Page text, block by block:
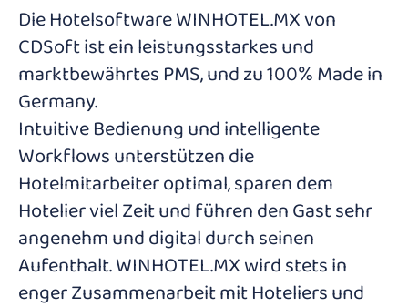
Die Hotelsoftware WINHOTEL.MX von
CDSoft ist ein leistungsstarkes und
marktbewährtes PMS, und zu 100% Made in
Germany.
Intuitive Bedienung und intelligente
Workflows unterstützen die
Hotelmitarbeiter optimal, sparen dem
Hotelier viel Zeit und führen den Gast sehr
angenehm und digital durch seinen
Aufenthalt. WINHOTEL.MX wird stets in
enger Zusammenarbeit mit Hoteliers und